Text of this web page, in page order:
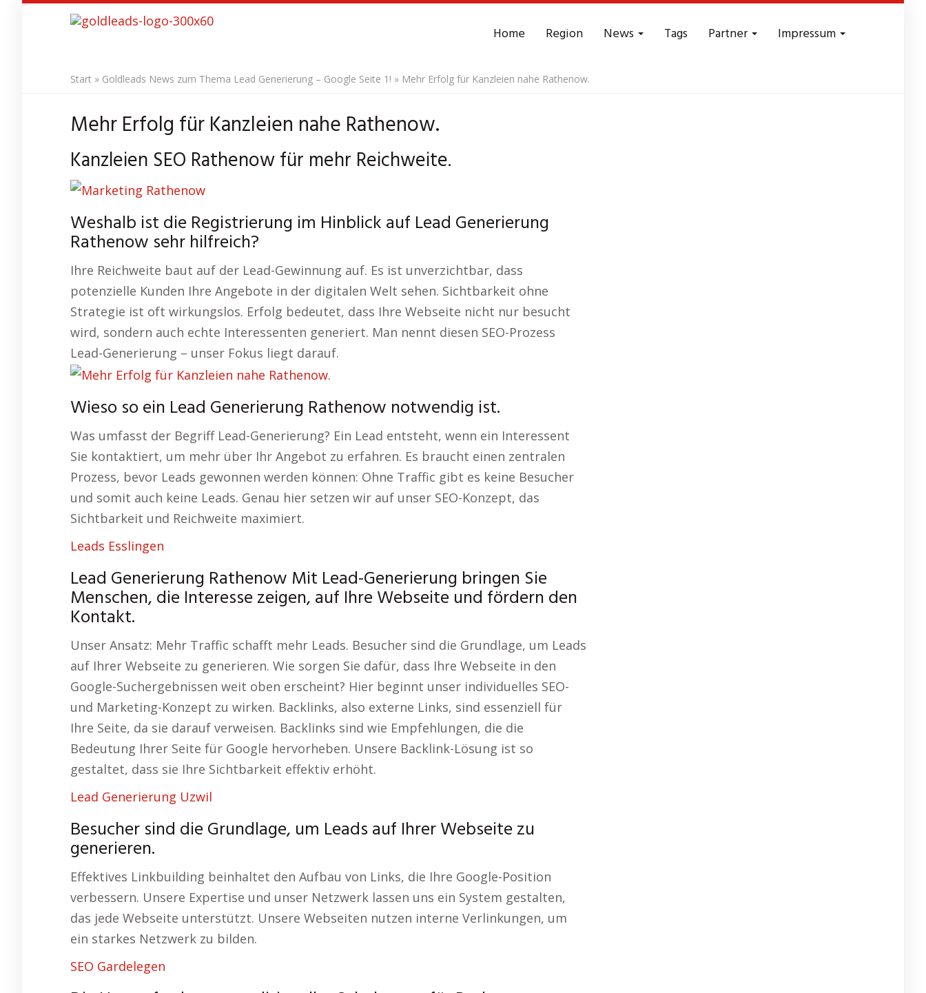
Home Region News Tags Partner Impressum
Start » Goldleads News zum Thema Lead Generierung – Google Seite 1! » Mehr Erfolg für Kanzleien nahe Rathenow.
Mehr Erfolg für Kanzleien nahe Rathenow.
Kanzleien SEO Rathenow für mehr Reichweite.
Weshalb ist die Registrierung im Hinblick auf Lead Generierung
Rathenow sehr hilfreich?
Ihre Reichweite baut auf der Lead-Gewinnung auf. Es ist unverzichtbar, dass
potenzielle Kunden Ihre Angebote in der digitalen Welt sehen. Sichtbarkeit ohne
Strategie ist oft wirkungslos. Erfolg bedeutet, dass Ihre Webseite nicht nur besucht
wird, sondern auch echte Interessenten generiert. Man nennt diesen SEO-Prozess
Lead-Generierung – unser Fokus liegt darauf.
Wieso so ein Lead Generierung Rathenow notwendig ist.
Was umfasst der Begriff Lead-Generierung? Ein Lead entsteht, wenn ein Interessent
Sie kontaktiert, um mehr über Ihr Angebot zu erfahren. Es braucht einen zentralen
Prozess, bevor Leads gewonnen werden können: Ohne Traffic gibt es keine Besucher
und somit auch keine Leads. Genau hier setzen wir auf unser SEO-Konzept, das
Sichtbarkeit und Reichweite maximiert.
Leads Esslingen
Lead Generierung Rathenow Mit Lead-Generierung bringen Sie
Menschen, die Interesse zeigen, auf Ihre Webseite und fördern den
Kontakt.
Unser Ansatz: Mehr Traffic schafft mehr Leads. Besucher sind die Grundlage, um Leads
auf Ihrer Webseite zu generieren. Wie sorgen Sie dafür, dass Ihre Webseite in den
Google-Suchergebnissen weit oben erscheint? Hier beginnt unser individuelles SEO-
und Marketing-Konzept zu wirken. Backlinks, also externe Links, sind essenziell für
Ihre Seite, da sie darauf verweisen. Backlinks sind wie Empfehlungen, die die
Bedeutung Ihrer Seite für Google hervorheben. Unsere Backlink-Lösung ist so
gestaltet, dass sie Ihre Sichtbarkeit effektiv erhöht.
Lead Generierung Uzwil
Besucher sind die Grundlage, um Leads auf Ihrer Webseite zu
generieren.
Effektives Linkbuilding beinhaltet den Aufbau von Links, die Ihre Google-Position
verbessern. Unsere Expertise und unser Netzwerk lassen uns ein System gestalten,
das jede Webseite unterstützt. Unsere Webseiten nutzen interne Verlinkungen, um
ein starkes Netzwerk zu bilden.
SEO Gardelegen